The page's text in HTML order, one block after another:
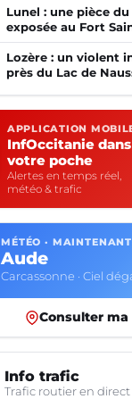
Lunel : une pièce
exposée au Fort
Lozère : un violent
près du Lac de
APPLICATION
InfOccitanie dans
votre poche
Alertes en temps réel,
météo & trafic
MÉTÉO · MAINTENANT
Aude
Carcassonne · Ciel
Consulter ma
Info trafic
Trafic routier en